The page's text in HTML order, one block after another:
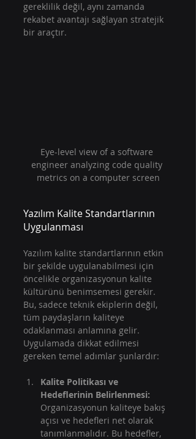
gereklilik değil, aynı zamanda
rekabet avantajı sağlayan stratejik
bir araçtır.
Eye-level view of a software
engineer analyzing code quality
metrics on a computer screen
Yazılım Kalite Standartlarının
Uygulanması
Yazılım kalite standartlarının etkin
bir şekilde uygulanabilmesi için
öncelikle organizasyonun kalite
kültürünü benimsemesi gerekir.
Bu, sadece teknik ekiplerin değil,
tüm paydaşların kaliteye
odaklanması anlamına gelir.
Uygulamada dikkat edilmesi
gereken temel adımlar şunlardır:
Kalite Politikası ve
Hedeflerinin Belirlenmesi:
Organizasyonun kaliteye bakış
açısı ve hedefleri net olarak
tanımlanmalıdır. Bu hedefler,